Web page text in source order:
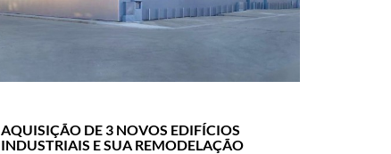
AQUISIÇÃO DE 3 NOVOS EDIFÍCIOS
INDUSTRIAIS E SUA REMODELAÇÃO